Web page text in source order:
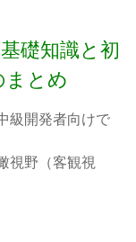
礎知識と初
まとめ
級開発者向けで
視野（客観視